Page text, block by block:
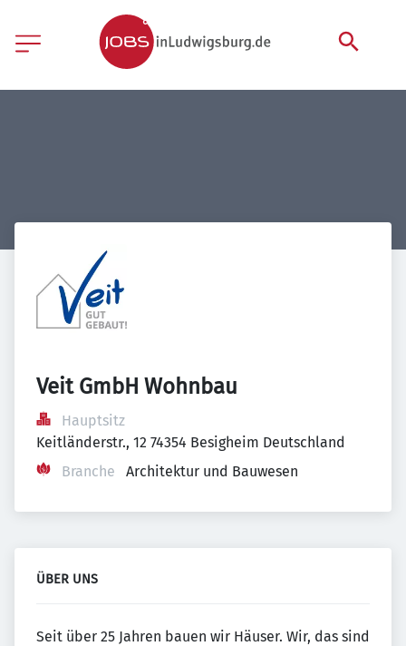
Veit GmbH Wohnbau
Hauptsitz
Keitländerstr., 12 74354 Besigheim Deutschland
Branche
Architektur und Bauwesen
ÜBER UNS
Seit über 25 Jahren bauen wir Häuser. Wir, das sind